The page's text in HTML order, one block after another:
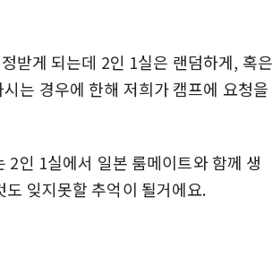
받게 되는데 2인 1실은 랜덤하게, 혹은
는 경우에 한해 저희가 캠프에 요청을
인 1실에서 일본 룸메이트와 함께 생
잊지못할 추억이 될거에요.